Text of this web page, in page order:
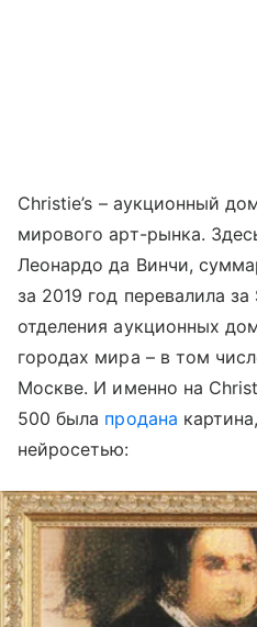
Christie’s – аукционный
мирового арт-рынка.
Леонардо да Винчи,
за 2019 год перевалила
отделения аукционных
городах мира – в том
Москве. И именно на
500 была продана
нейросетью: